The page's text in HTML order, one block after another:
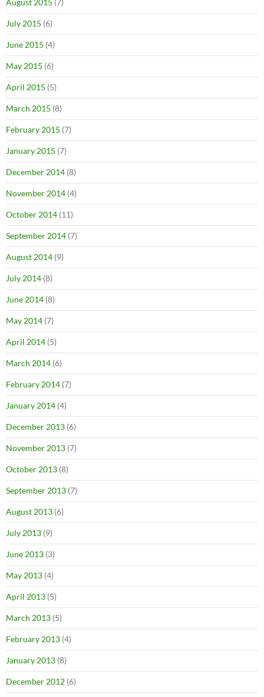
August 2015 (7)
July 2015 (6)
June 2015 (4)
May 2015 (6)
April 2015 (5)
March 2015 (8)
February 2015 (7)
January 2015 (7)
December 2014 (8)
November 2014 (4)
October 2014 (11)
September 2014 (7)
August 2014 (9)
July 2014 (8)
June 2014 (8)
May 2014 (7)
April 2014 (5)
March 2014 (6)
February 2014 (7)
January 2014 (4)
December 2013 (6)
November 2013 (7)
October 2013 (8)
September 2013 (7)
August 2013 (6)
July 2013 (9)
June 2013 (3)
May 2013 (4)
April 2013 (5)
March 2013 (5)
February 2013 (4)
January 2013 (8)
December 2012 (6)